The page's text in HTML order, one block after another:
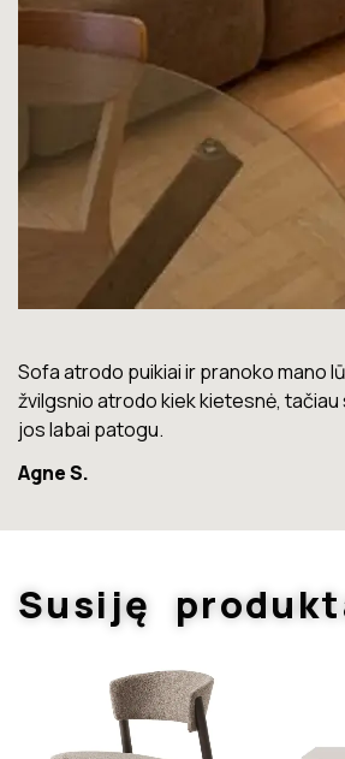
Lova labai gera. Šiuo metu neturiu
Marius T.
Susiję